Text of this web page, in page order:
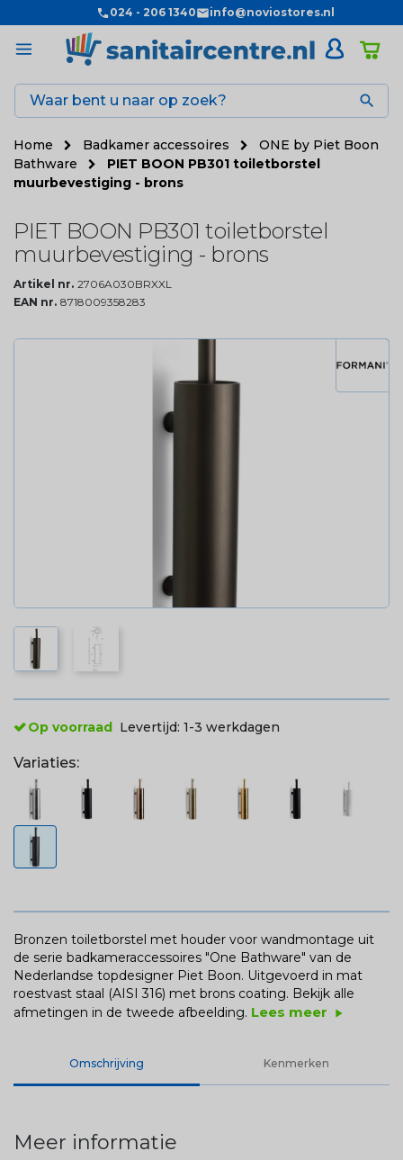
024 - 206 1340 info@noviostores.nl

Home Badkamer accessoires
ONE by Piet Boon
Bathware
PIET BOON PB301 toiletborstel
muurbevestiging - brons
PIET BOON PB301 toiletborstel
muurbevestiging - brons
Artikel nr. 2706A030BRXXL
EAN nr. 8718009358283
Op voorraad Levertijd: 1-3 werkdagen
Variaties:
Bronzen toiletborstel met houder voor wandmontage uit
de serie badkameraccessoires "One Bathware" van de
Nederlandse topdesigner Piet Boon. Uitgevoerd in mat
roestvast staal (AISI 316) met brons coating. Bekijk alle
afmetingen in de tweede afbeelding. Lees meer play_arrow
Omschrijving Kenmerken
Meer informatie